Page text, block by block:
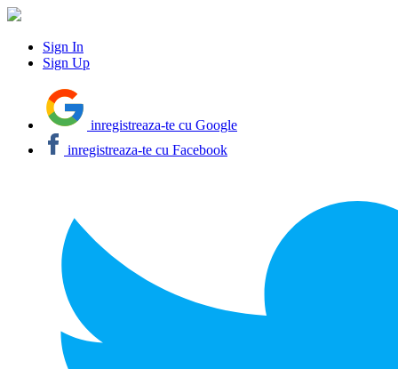
Sign In
Sign Up
inregistreaza-te cu Google
inregistreaza-te cu Facebook